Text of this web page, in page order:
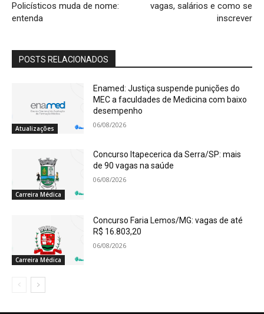
Policísticos muda de nome:
entenda
vagas, salários e como se
inscrever
POSTS RELACIONADOS
Atualizações
Enamed: Justiça suspende punições do
MEC a faculdades de Medicina com baixo
desempenho
06/08/2026
Carreira Médica
Concurso Itapecerica da Serra/SP: mais
de 90 vagas na saúde
06/08/2026
Carreira Médica
Concurso Faria Lemos/MG: vagas de até
R$ 16.803,20
06/08/2026